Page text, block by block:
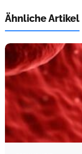
Ähnliche Artikel